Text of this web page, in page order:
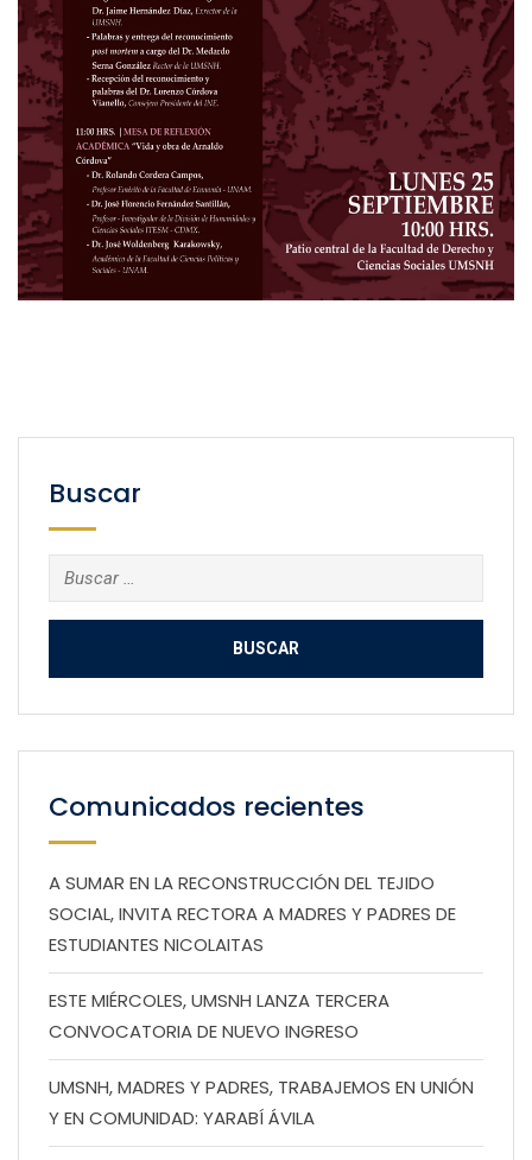
Buscar
Buscar:
Comunicados recientes
A SUMAR EN LA RECONSTRUCCIÓN DEL TEJIDO
SOCIAL, INVITA RECTORA A MADRES Y PADRES DE
ESTUDIANTES NICOLAITAS
ESTE MIÉRCOLES, UMSNH LANZA TERCERA
CONVOCATORIA DE NUEVO INGRESO
UMSNH, MADRES Y PADRES, TRABAJEMOS EN UNIÓN
Y EN COMUNIDAD: YARABÍ ÁVILA